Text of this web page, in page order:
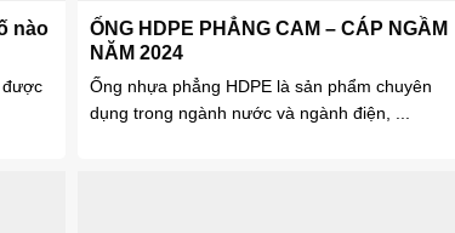
nào
được
ỐNG HDPE PHẲNG CAM – CÁP NGẦM
NĂM 2024
Ống nhựa phẳng HDPE là sản phẩm chuyên
dụng trong ngành nước và ngành điện, ...